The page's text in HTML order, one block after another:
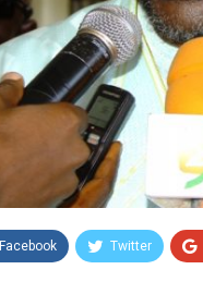
Facebook Twitter